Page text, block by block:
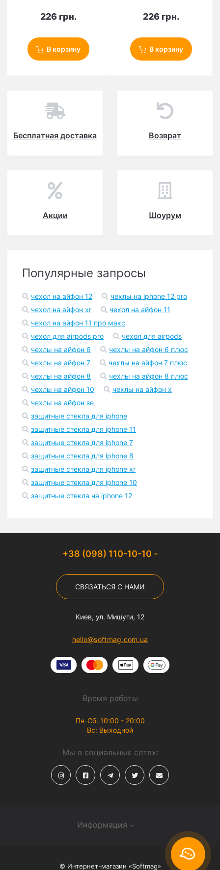
226 грн.
В корзину
226 грн.
В корзину
Бесплатная доставка Возврат
Акции Шоурум
Популярные запросы
чехол на айфон 12
чехлы на iphone 12 pro
чехол на айфон xr
чехол на айфон 11
чехол на айфон 11 про макс
чехол для airpods pro
чехол для airpods
чехлы на айфон 6
чехлы на айфон 6 плюс
чехлы на айфон 7
чехлы на айфон 7 плюс
чехлы на айфон 8
чехлы на айфон 8 плюс
чехлы на айфон 10
чехлы на айфон x
чехлы на айфон se
защитные стекла для iphone
защитные стекла для iphone 11
защитные стекла для iphone 7
защитные стекла для iphone 8
защитные стекла для iphone xr
защитные стекла для iphone 10
защитные стекла на iphone 12
+38 (098) 110-10-10
СВЯЗАТЬСЯ С НАМИ
Киев, ул. Мишуги, 12
hello@softmag.com.ua
Информация
Время работы
Пн-Сб: 10:00 - 20:00
Вс: Выходной
Мы в социальных сетях:
© Интернет-магазин «Softmag»